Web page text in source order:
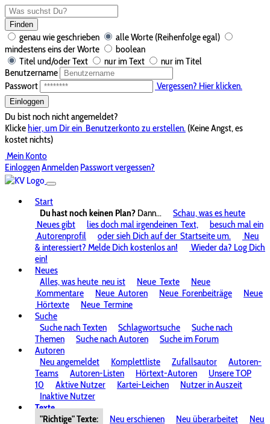
Finden
genau wie geschrieben
alle Worte (Reihenfolge egal)
mindestens eins der Worte
boolean
Titel und/oder Text
nur im Text
nur im Titel
Benutzername
Passwort
Vergessen? Hier klicken.
Einloggen
Du bist noch nicht angemeldet?
Klickehier, um Dir ein Benutzerkonto zu erstellen. (Keine Angst, es
kostet nichts)
Mein Konto
EinloggenAnmelden Passwort vergessen?
Start
Du hast noch keinen Plan? Dann...
Schau, was es heute
Neues gibt
lies doch mal irgendeinen Text,
besuch mal ein
Autorenprofil
oder sieh Dich auf der Startseite um.
Neu
& interessiert? Melde Dich kostenlos an!
Wieder da? Log Dich
ein!
Neues
Alles, was heute neu ist Neue Texte
Neue
Kommentare
Neue Autoren Neue Forenbeiträge
Neue
Hörtexte
Neue Termine
Suche
Suche nach Texten
Schlagwortsuche
Suche nach
Themen
Suche nach Autoren
Suche im Forum
Autoren
Neu angemeldet
Komplettliste Zufallsautor
Autoren-
Teams
Autoren-Listen Hörtext-Autoren
Unsere TOP
10
Aktive Nutzer Kartei-Leichen
Nutzer in Auszeit
Inaktive Nutzer
Texte
"Richtige" Texte:
Neu erschienen Neu überarbeitet
Neu